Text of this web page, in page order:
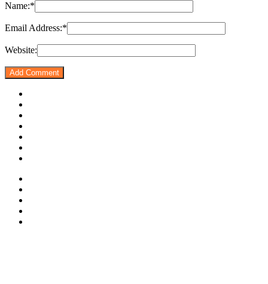
Name:*
Email Address:*
Website: